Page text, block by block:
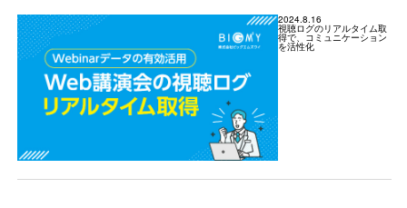
2024.8.16
視聴ログのリアルタイム取
得で、コミュニケーション
を活性化